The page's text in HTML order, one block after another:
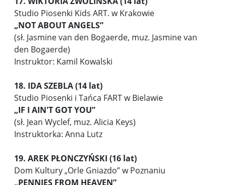
Studio Piosenki Kids ART. w Krakowie
„NOT ABOUT ANGELS”
(sł. Jasmine van den Bogaerde, muz. Jasmine van
den Bogaerde)
Instruktor: Kamil Kowalski
18. IDA SZEBLA (14 lat)
Studio Piosenki i Tańca FART w Bielawie
„IF I AIN'T GOT YOU”
(sł. Jean Wyclef, muz. Alicia Keys)
Instruktorka: Anna Lutz
19. AREK PŁONCZYŃSKI (16 lat)
Dom Kultury „Orle Gniazdo” w Poznaniu
„PENNIES FROM HEAVEN”